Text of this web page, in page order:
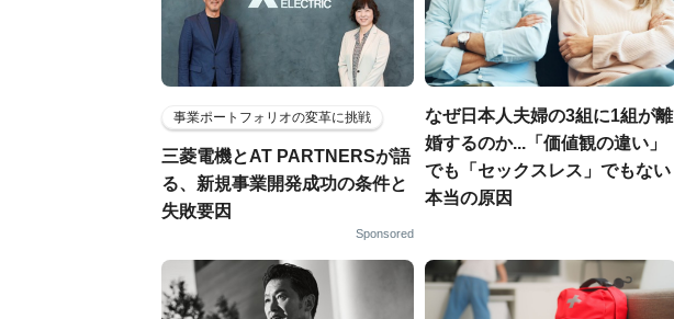
事業ポートフォリオの変革に挑戦
三菱電機とAT PARTNERSが語
る、新規事業開発成功の条件と
失敗要因
Sponsored
なぜ日本人夫婦の3組に1組が離
婚するのか...「価値観の違い」
でも「セックスレス」でもない
本当の原因